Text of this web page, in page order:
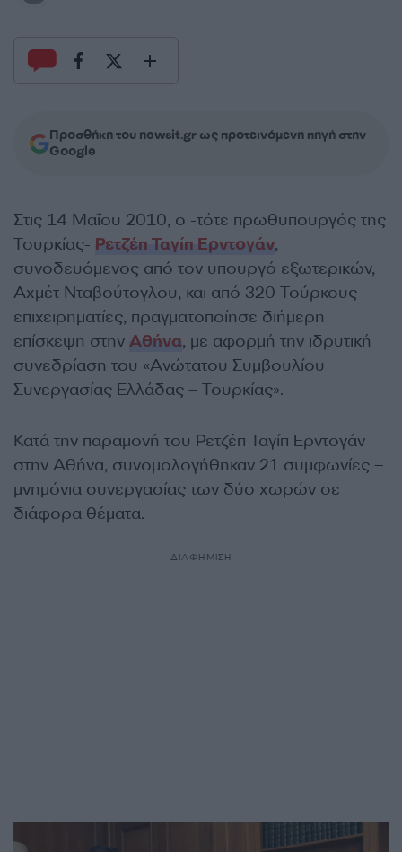
Προσθήκη του newsit.gr ως προτεινόμενη πηγή στην
Google
Στις 14 Μαΐου 2010, ο -τότε πρωθυπουργός της
Τουρκίας- Ρετζέπ Ταγίπ Ερντογάν,
συνοδευόμενος από τον υπουργό εξωτερικών,
Αχμέτ Νταβούτογλου, και από 320 Τούρκους
επιχειρηματίες, πραγματοποίησε διήμερη
επίσκεψη στην Αθήνα, με αφορμή την ιδρυτική
συνεδρίαση του «Ανώτατου Συμβουλίου
Συνεργασίας Ελλάδας – Τουρκίας».
Κατά την παραμονή του Ρετζέπ Ταγίπ Ερντογάν
στην Αθήνα, συνομολογήθηκαν 21 συμφωνίες –
μνημόνια συνεργασίας των δύο χωρών σε
διάφορα θέματα.
ΔΙΑΦΗΜΙΣΗ